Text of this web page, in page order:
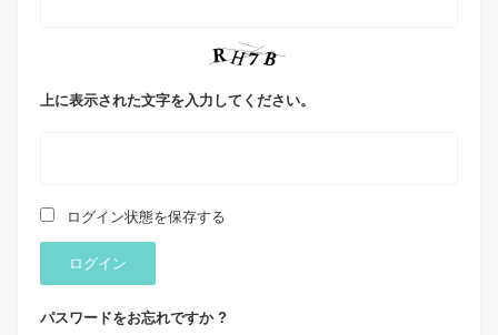
上に表示された文字を入力してください。
ログイン状態を保存する
ログイン
パスワードをお忘れですか ?